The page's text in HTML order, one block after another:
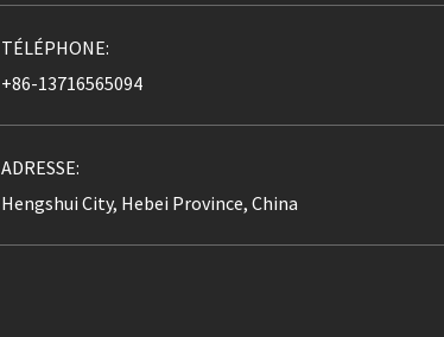
TÉLÉPHONE:
+86-13716565094
ADRESSE:
Hengshui City, Hebei Province, China